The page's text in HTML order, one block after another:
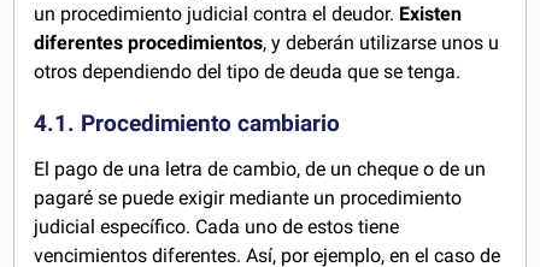
un procedimiento judicial contra el deudor. Existen
diferentes procedimientos, y deberán utilizarse unos u
otros dependiendo del tipo de deuda que se tenga.
4.1. Procedimiento cambiario
El pago de una letra de cambio, de un cheque o de un
pagaré se puede exigir mediante un procedimiento
judicial específico. Cada uno de estos tiene
vencimientos diferentes. Así, por ejemplo, en el caso de